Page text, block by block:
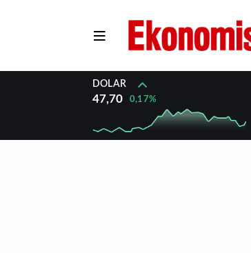
DOLAR
47,70 0,17%